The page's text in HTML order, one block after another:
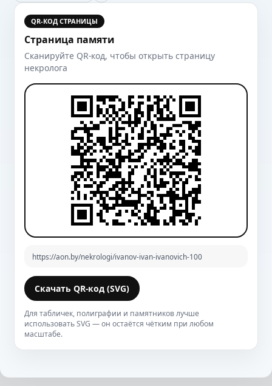
QR-КОД СТРАНИЦЫ
Страница памяти
Сканируйте QR-код, чтобы открыть страницу
некролога
https://aon.by/nekrologi/ivanov-ivan-ivanovich-100
Скачать QR-код (SVG)
Для табличек, полиграфии и памятников лучше
использовать SVG — он остаётся чётким при любом
масштабе.